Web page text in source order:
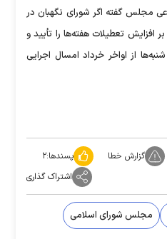
مجلس گفته اگر شورای نگهبان در
افزایش تعطیلات هفته‌ها را تأیید و
از اواخر خرداد امسال اجرایی
گزارش خطا پسندها:۲
اشتراک گذاری
مجلس شورای اسلامی